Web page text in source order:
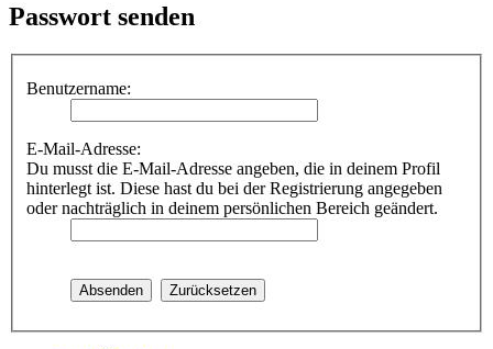
Passwort senden
Benutzername:
E-Mail-Adresse:
Du musst die E-Mail-Adresse angeben, die in deinem Profil
hinterlegt ist. Diese hast du bei der Registrierung angegeben
oder nachträglich in deinem persönlichen Bereich geändert.